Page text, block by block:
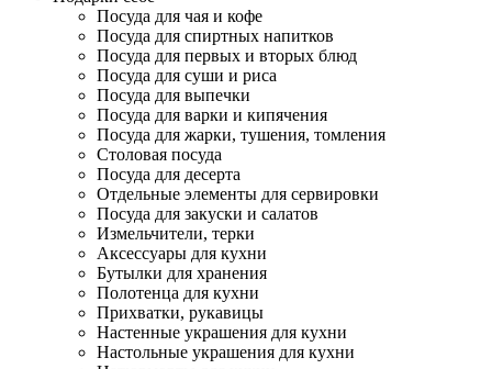
Посуда для чая и кофе
Посуда для спиртных напитков
Посуда для первых и вторых блюд
Посуда для суши и риса
Посуда для выпечки
Посуда для варки и кипячения
Посуда для жарки, тушения, томления
Столовая посуда
Посуда для десерта
Отдельные элементы для сервировки
Посуда для закуски и салатов
Измельчители, терки
Аксессуары для кухни
Бутылки для хранения
Полотенца для кухни
Прихватки, рукавицы
Настенные украшения для кухни
Настольные украшения для кухни